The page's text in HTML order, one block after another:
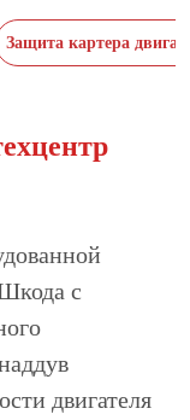
Защита картера
с
двигателя